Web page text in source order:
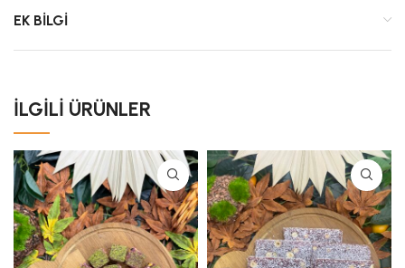
EK BILGI
İLGILI ÜRÜNLER